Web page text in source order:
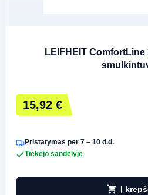
LEIFHEIT
15,92 €
Pristatymas per 7 – 10 d.d.
Tiekėjo sandėlyje
shopping_cart Į